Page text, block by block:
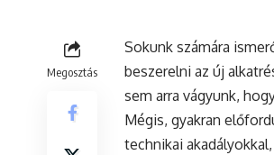
Megosztás
Sokunk számára
beszerelni az új
sem arra vágyunk,
Mégis, gyakran
technikai